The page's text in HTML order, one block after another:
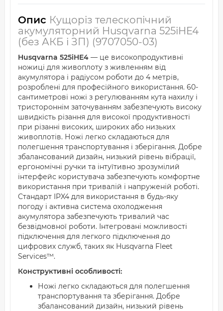
Опис Кущоріз телескопічний
акумуляторний Husqvarna 525iHE4
(без АКБ і ЗП) (9707050-03)
Husqvarna 525iHE4 — це високопродуктивні
ножиці для живоплоту з живленням від
акумулятора і радіусом роботи до 4 метрів,
розроблені для професійного використання. 60-
сантиметрові ножі з регулюванням кута нахилу і
тристороннім заточуванням забезпечують високу
швидкість різання для високої продуктивності
при різанні високих, широких або низьких
живоплотів. Ножі легко складаються для
полегшення транспортування і зберігання. Добре
збалансований дизайн, низький рівень вібрації,
ергономічні ручки та інтуїтивно зрозумілий
інтерфейс користувача забезпечують комфортне
використання при тривалій і напруженій роботі.
Стандарт IPX4 для використання в будь-яку
погоду і активна система охолодження
акумулятора забезпечують тривалий час
безвідмовної роботи. Інтегровані можливості
підключення для легкого підключення до
цифрових служб, таких як Husqvarna Fleet
Services™.
Конструктивні особливості:
Ножі легко складаються для полегшення
транспортування та зберігання. Добре
збалансований дизайн, низький рівень